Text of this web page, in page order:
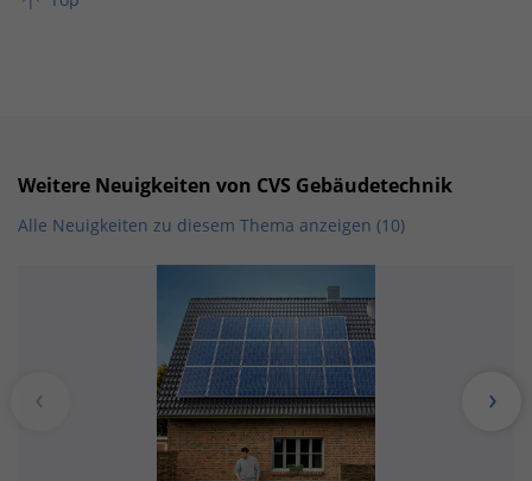
Weitere Neuigkeiten von CVS Gebäudetechnik
Alle Neuigkeiten zu diesem Thema anzeigen (10)